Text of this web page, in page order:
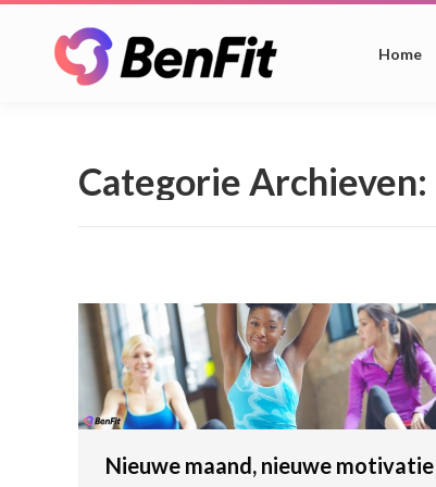
Home
Categorie Archieven:
Nieuwe maand, nieuwe motivatie